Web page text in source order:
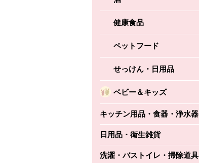
健康食品
ペットフード
せっけん・日用品
ベビー＆キッズ
キッチン用品・食器・浄水器
日用品・衛生雑貨
洗濯・バストイレ・掃除道具